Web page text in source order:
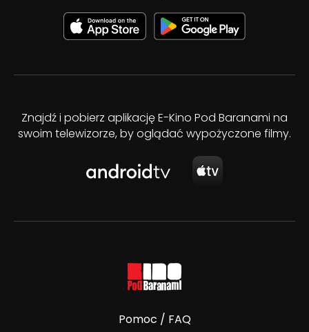
Znajdź i pobierz aplikację E-Kino Pod Baranami na
swoim telewizorze, by oglądać wypożyczone filmy.
Pomoc / FAQ